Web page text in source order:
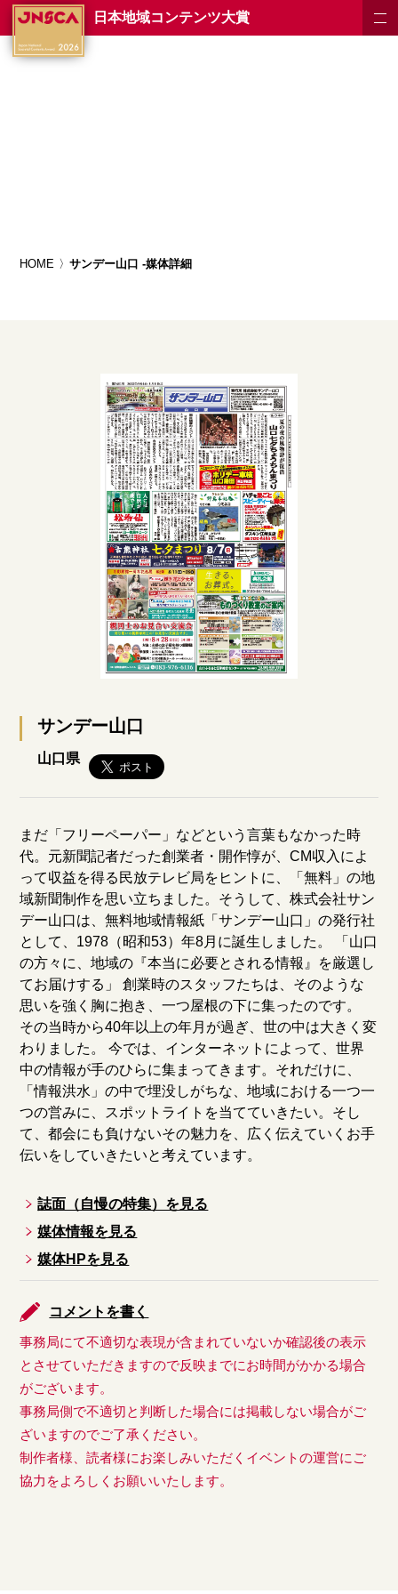
日本地域コンテンツ大賞
HOME サンデー山口 -媒体詳細
サンデー山口
山口県
まだ「フリーペーパー」などという言葉もなかった時
代。元新聞記者だった創業者・開作惇が、CM収入によ
って収益を得る民放テレビ局をヒントに、「無料」の地
域新聞制作を思い立ちました。そうして、株式会社サン
デー山口は、無料地域情報紙「サンデー山口」の発行社
として、1978（昭和53）年8月に誕生しました。 「山口
の方々に、地域の『本当に必要とされる情報』を厳選し
てお届けする」 創業時のスタッフたちは、そのような
思いを強く胸に抱き、一つ屋根の下に集ったのです。
その当時から40年以上の年月が過ぎ、世の中は大きく変
わりました。 今では、インターネットによって、世界
中の情報が手のひらに集まってきます。それだけに、
「情報洪水」の中で埋没しがちな、地域における一つ一
つの営みに、スポットライトを当てていきたい。そし
て、都会にも負けないその魅力を、広く伝えていくお手
伝いをしていきたいと考えています。
誌面（自慢の特集）を見る
媒体情報を見る
媒体HPを見る
コメントを書く
事務局にて不適切な表現が含まれていないか確認後の表示
とさせていただきますので反映までにお時間がかかる場合
がございます。
事務局側で不適切と判断した場合には掲載しない場合がご
ざいますのでご了承ください。
制作者様、読者様にお楽しみいただくイベントの運営にご
協力をよろしくお願いいたします。